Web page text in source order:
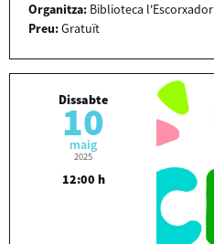
Organitza: Biblioteca l'Escorxador
Preu:Gratuït
Dissabte
10
maig
2025
12:00 h